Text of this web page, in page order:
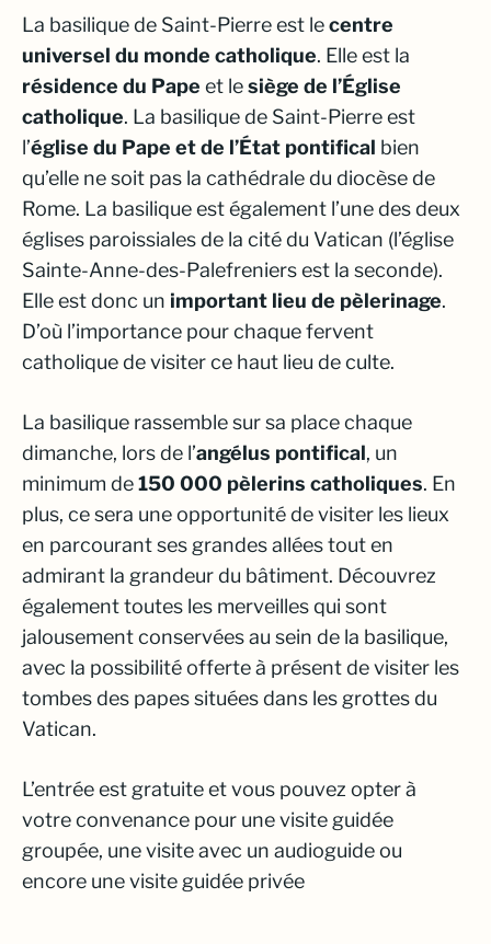
La basilique de Saint-Pierre est lecentre
universel du monde catholique. Elle est la
résidence du Pape et lesiège de l’Église
catholique. La basilique de Saint-Pierre est
l’église du Pape et de l’État pontifical bien
qu’elle ne soit pas la cathédrale du diocèse de
Rome. La basilique est également l’une des deux
églises paroissiales de la cité du Vatican (l’église
Sainte-Anne-des-Palefreniers est la seconde).
Elle est donc un important lieu de pèlerinage.
D’où l’importance pour chaque fervent
catholique de visiter ce haut lieu de culte.
La basilique rassemble sur sa place chaque
dimanche, lors de l’angélus pontifical, un
minimum de150 000 pèlerins catholiques. En
plus, ce sera une opportunité de visiter les lieux
en parcourant ses grandes allées tout en
admirant la grandeur du bâtiment. Découvrez
également toutes les merveilles qui sont
jalousement conservées au sein de la basilique,
avec la possibilité offerte à présent de visiter les
tombes des papes situées dans les grottes du
Vatican.
L’entrée est gratuite et vous pouvez opter à
votre convenance pour une visite guidée
groupée, une visite avec un audioguide ou
encore une visite guidée privée